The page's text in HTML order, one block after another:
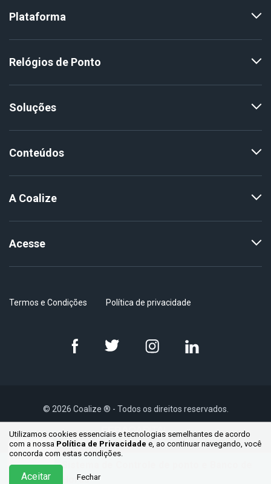
Sistema de Controle de ponto e Banco de
Horas
Plataforma
Relógios de Ponto
Soluções
Conteúdos
A Coalize
Acesse
Termos e Condições Política de privacidade
© 2026 Coalize ® - Todos os direitos reservados.
Utilizamos cookies essenciais e tecnologias semelhantes de acordo
com a nossa Política de Privacidade e, ao continuarnavegando, você
concorda com estas condições.
Aceitar Fechar